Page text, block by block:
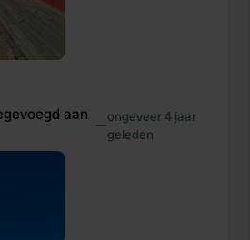
aan
—ongeveer 4 jaar
geleden